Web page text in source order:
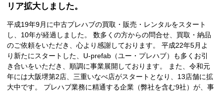
リア拡大しました。
平成19年9月に中古プレハブの買取・販売・レンタルをスタート
し、10年が経過しました。 数多くの方からの問合せ、買取・納品
のご依頼をいただき、心より感謝しております。 平成22年5月よ
り新たにスタートした、U-prefab（ユー・プレハブ）も多くお引
き合いをいただき、順調に事業展開しております。 また、令和元
年には大阪堺第2店、三重いなべ店がスタートとなり、13店舗に拡
大中です。 プレハブ業務に精通する企業（弊社を含む9社）が、事